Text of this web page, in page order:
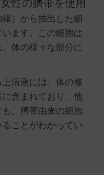
性の臍帯を使用
）から抽出した細
ます。この細胞は
、体の様々な部分に
清液には、体の修
含まれており、他
、臍帯由来の細胞
ことがわかってい